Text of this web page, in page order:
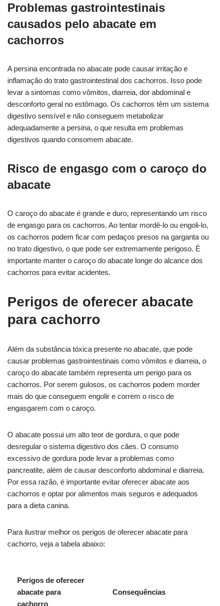
Problemas gastrointestinais
causados pelo abacate em
cachorros
A persina encontrada no abacate pode causar irritação e
inflamação do trato gastrointestinal dos cachorros. Isso pode
levar a sintomas como vômitos, diarreia, dor abdominal e
desconforto geral no estômago. Os cachorros têm um sistema
digestivo sensível e não conseguem metabolizar
adequadamente a persina, o que resulta em problemas
digestivos quando consomem abacate.
Risco de engasgo com o caroço do
abacate
O caroço do abacate é grande e duro, representando um risco
de engasgo para os cachorros. Ao tentar mordê-lo ou engoli-lo,
os cachorros podem ficar com pedaços presos na garganta ou
no trato digestivo, o que pode ser extremamente perigoso. É
importante manter o caroço do abacate longe do alcance dos
cachorros para evitar acidentes.
Perigos de oferecer abacate
para cachorro
Além da substância tóxica presente no abacate, que pode
causar problemas gastrointestinais como vômitos e diarreia, o
caroço do abacate também representa um perigo para os
cachorros. Por serem gulosos, os cachorros podem morder
mais do que conseguem engolir e correm o risco de
engasgarem com o caroço.
O abacate possui um alto teor de gordura, o que pode
desregular o sistema digestivo dos cães. O consumo
excessivo de gordura pode levar a problemas como
pancreatite, além de causar desconforto abdominal e diarreia.
Por essa razão, é importante evitar oferecer abacate aos
cachorros e optar por alimentos mais seguros e adequados
para a dieta canina.
Para ilustrar melhor os perigos de oferecer abacate para
cachorro, veja a tabela abaixo:
Perigos de oferecer
abacate para
cachorro
Consequências